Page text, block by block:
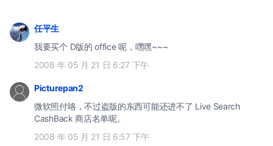
任平生
我要买个 D版的 office 呢，嘿嘿~~~
2008 年 05 月 21 日 6:27 下午
Picturepan2
微软照付咯，不过盗版的东西可能还进不了 Live Search
CashBack 商店名单呢。
2008 年 05 月 21 日 6:57 下午